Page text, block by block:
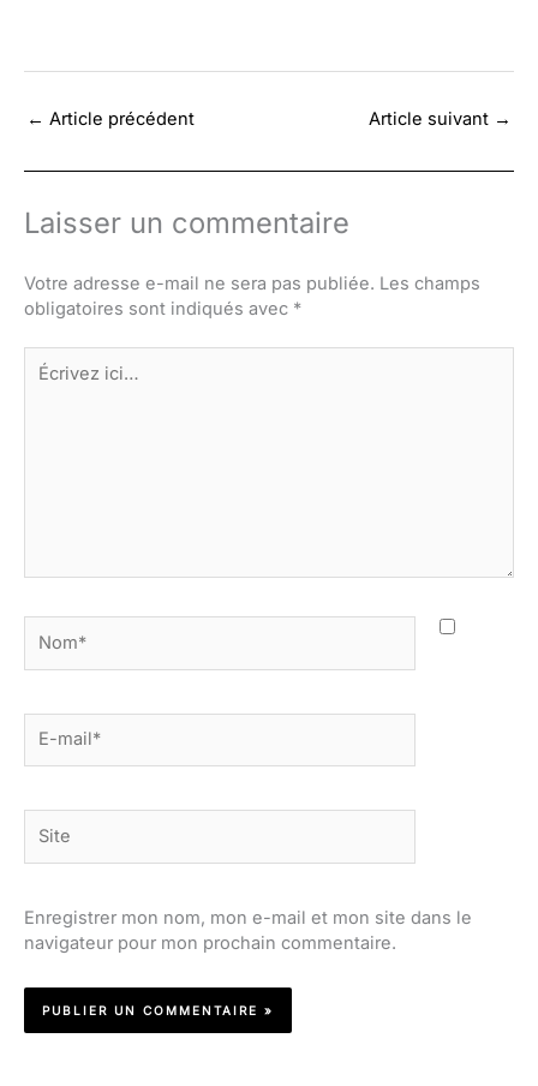
← Article précédent Article suivant →
Laisser un commentaire
Votre adresse e-mail ne sera pas publiée. Les champs
obligatoires sont indiqués avec *
Écrivez
ici…
mail*
Enregistrer mon nom, mon e-mail et mon site dans le
navigateur pour mon prochain commentaire.